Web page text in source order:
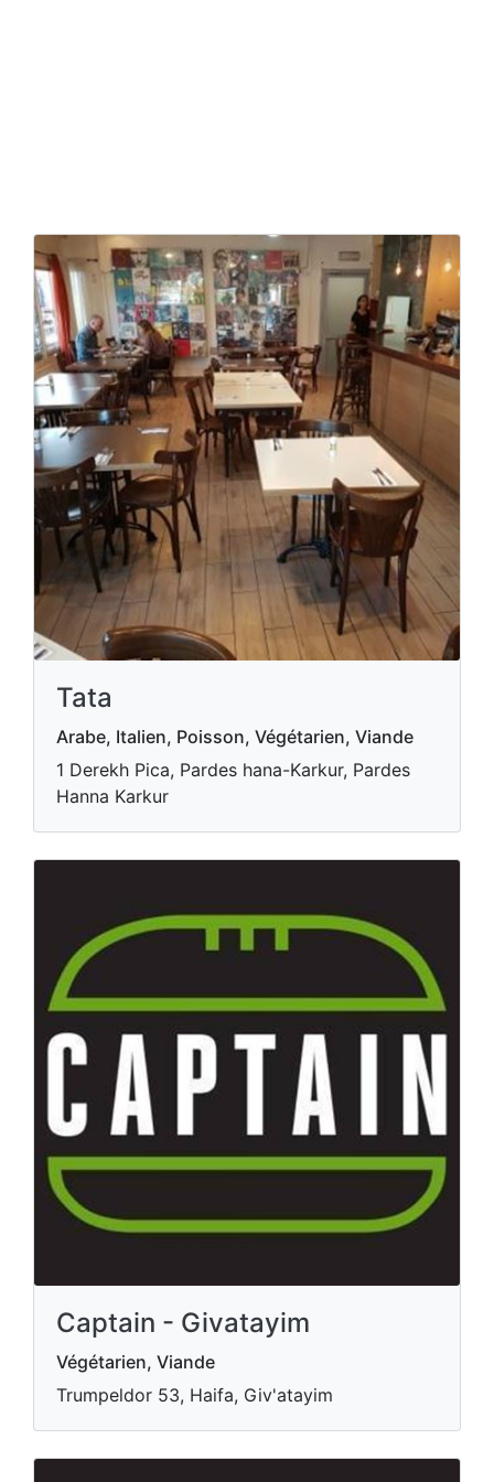
Tata
Arabe, Italien, Poisson, Végétarien, Viande
1 Derekh Pica, Pardes hana-Karkur, Pardes
Hanna Karkur
Captain - Givatayim
Végétarien, Viande
Trumpeldor 53, Haifa, Giv'atayim